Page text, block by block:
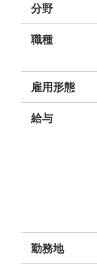
分野
職種
雇用形態
給与
勤務地